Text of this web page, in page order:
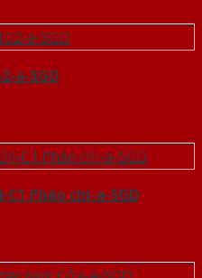
a-SGD
C1 Phào chi-a-SGD